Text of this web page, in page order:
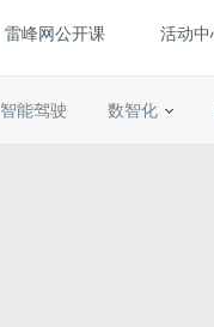
雷峰网公开课 活动中
智能驾驶 数智化